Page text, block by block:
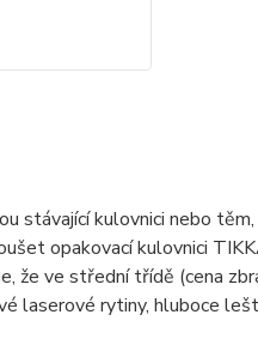
stávající kulovnici nebo
opakovací kulovnici
že ve střední třídě (cena
laserové rytiny, hluboce